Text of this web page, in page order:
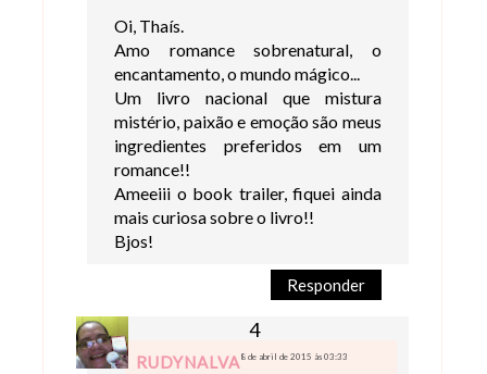
Oi, Thaís.
Amo romance sobrenatural, o
encantamento, o mundo mágico...
Um livro nacional que mistura
mistério, paixão e emoção são meus
ingredientes preferidos em um
romance!!
Ameeiii o book trailer, fiquei ainda
mais curiosa sobre o livro!!
Bjos!
Responder
RUDYNALVA8 de abril de 2015 às 03:33